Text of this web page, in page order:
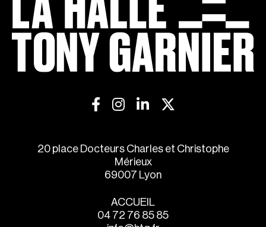
20 place Docteurs Charles et Christophe
Mérieux
69007 Lyon
ACCUEIL
04 72 76 85 85